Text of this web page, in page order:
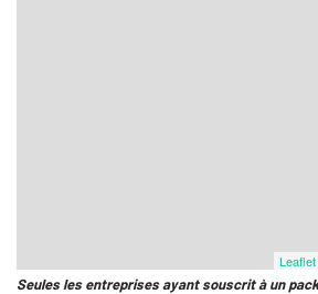
Leaflet
Seules les entreprises ayant souscrit à un